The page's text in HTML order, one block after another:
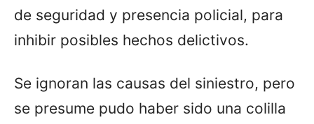
de seguridad y presencia policial, para
inhibir posibles hechos delictivos.
Se ignoran las causas del siniestro, pero
se presume pudo haber sido una colilla